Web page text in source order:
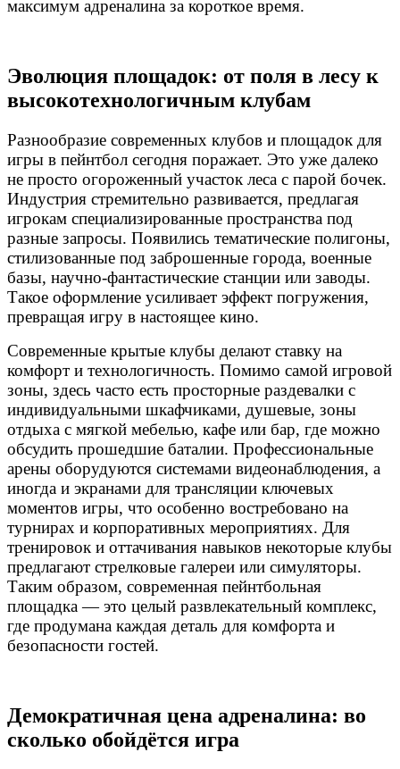
максимум адреналина за короткое время.
Эволюция площадок: от поля в лесу к
высокотехнологичным клубам
Разнообразие современных клубов и площадок для
игры в пейнтбол сегодня поражает. Это уже далеко
не просто огороженный участок леса с парой бочек.
Индустрия стремительно развивается, предлагая
игрокам специализированные пространства под
разные запросы. Появились тематические полигоны,
стилизованные под заброшенные города, военные
базы, научно-фантастические станции или заводы.
Такое оформление усиливает эффект погружения,
превращая игру в настоящее кино.
Современные крытые клубы делают ставку на
комфорт и технологичность. Помимо самой игровой
зоны, здесь часто есть просторные раздевалки с
индивидуальными шкафчиками, душевые, зоны
отдыха с мягкой мебелью, кафе или бар, где можно
обсудить прошедшие баталии. Профессиональные
арены оборудуются системами видеонаблюдения, а
иногда и экранами для трансляции ключевых
моментов игры, что особенно востребовано на
турнирах и корпоративных мероприятиях. Для
тренировок и оттачивания навыков некоторые клубы
предлагают стрелковые галереи или симуляторы.
Таким образом, современная пейнтбольная
площадка — это целый развлекательный комплекс,
где продумана каждая деталь для комфорта и
безопасности гостей.
Демократичная цена адреналина: во
сколько обойдётся игра